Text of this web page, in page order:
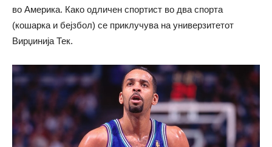
во Америка. Како одличен спортист во два спорта
(кошарка и бејзбол) се приклучува на универзитетот
Вирџинија Тек.